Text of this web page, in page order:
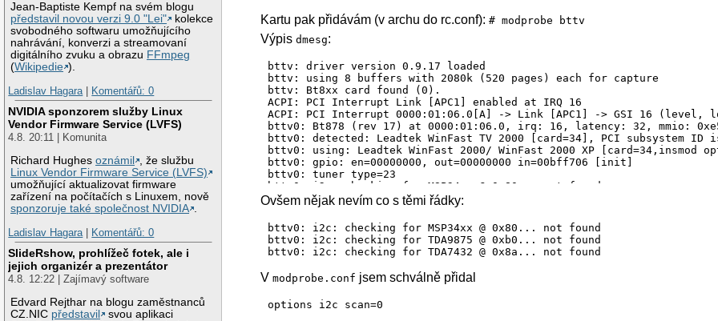
Jean-Baptiste Kempf na svém blogu
představil novou verzi 9.0 "Lei"
kolekce
svobodného softwaru umožňujícího
nahrávání, konverzi a streamovaní
digitálního zvuku a obrazu FFmpeg
(Wikipedie ).
Ladislav Hagara | Komentářů: 0
NVIDIA sponzorem služby Linux
Vendor Firmware Service (LVFS)
4.8. 20:11 | Komunita
Richard Hughesoznámil
, že službu
Linux Vendor Firmware Service (LVFS)
umožňující aktualizovat firmware
zařízení na počítačích s Linuxem, nově
sponzoruje také společnost NVIDIA .
Ladislav Hagara | Komentářů: 0
SlideRshow, prohlížeč fotek, ale i
jejich organizér a prezentátor
4.8. 12:22 | Zajímavý software
Edvard Rejthar na blogu zaměstnanců
CZ.NIC představil
svou aplikaci
Kartu pak přidávám (v archu do rc.conf):# modprobe bttv
Výpisdmesg:
bttv: driver version 0.9.17 loaded
bttv: using 8 buffers with 2080k (520 pages) each for capture
bttv: Bt8xx card found (0).
ACPI: PCI Interrupt Link [APC1] enabled at IRQ 16
ACPI: PCI Interrupt 0000:01:06.0[A] -> Link [APC1] -> GSI 16 (level,
bttv0: Bt878 (rev 17) at 0000:01:06.0, irq: 16, latency: 32, mmio:
bttv0: detected: Leadtek WinFast TV 2000 [card=34], PCI subsystem ID
bttv0: using: Leadtek WinFast 2000/ WinFast 2000 XP [card=34,insmod
bttv0: gpio: en=00000000, out=00000000 in=00bff706 [init]
bttv0: tuner type=23
bttv0: i2c: checking for MSP34xx @ 0x80... not found
bttv0: i2c: checking for TDA9875 @ 0xb0... not found
bttv0: i2c: checking for TDA7432 @ 0x8a... not found
tuner 0-0061: chip found @ 0xc2 (bt878 #0 [sw])
tuner-simple 0-0061: type set to 23 (Philips PAL_DK (FI1256 and
tuner 0-0061: type set to Philips PAL_DK (FI1
tuner-simple 0-0061: type set to 23 (Philips PAL_DK (FI1256 and
tuner 0-0061: type set to Philips PAL_DK (FI1
bttv0: registered device video0
bttv0: registered device radio0
Ovšem nějak nevím co s těmi řádky:
bttv0: i2c: checking for MSP34xx @ 0x80... not found
bttv0: i2c: checking for TDA9875 @ 0xb0... not found
bttv0: i2c: checking for TDA7432 @ 0x8a... not found
Vmodprobe.conf jsem schválně přidal
options i2c scan=0